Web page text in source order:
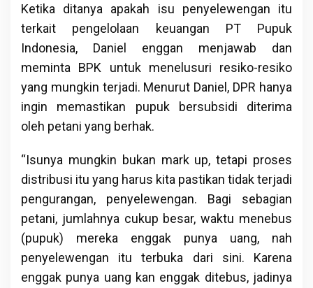
Ketika ditanya apakah isu penyelewengan itu
terkait pengelolaan keuangan PT Pupuk
Indonesia, Daniel enggan menjawab dan
meminta BPK untuk menelusuri resiko-resiko
yang mungkin terjadi. Menurut Daniel, DPR hanya
ingin memastikan pupuk bersubsidi diterima
oleh petani yang berhak.
“Isunya mungkin bukan mark up, tetapi proses
distribusi itu yang harus kita pastikan tidak terjadi
pengurangan, penyelewengan. Bagi sebagian
petani, jumlahnya cukup besar, waktu menebus
(pupuk) mereka enggak punya uang, nah
penyelewengan itu terbuka dari sini. Karena
enggak punya uang kan enggak ditebus, jadinya